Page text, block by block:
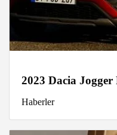
2023 Dacia Jogger
Haberler